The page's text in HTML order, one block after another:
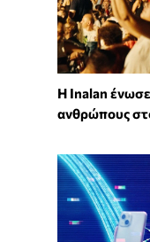
Η Inalan
ανθρώπους